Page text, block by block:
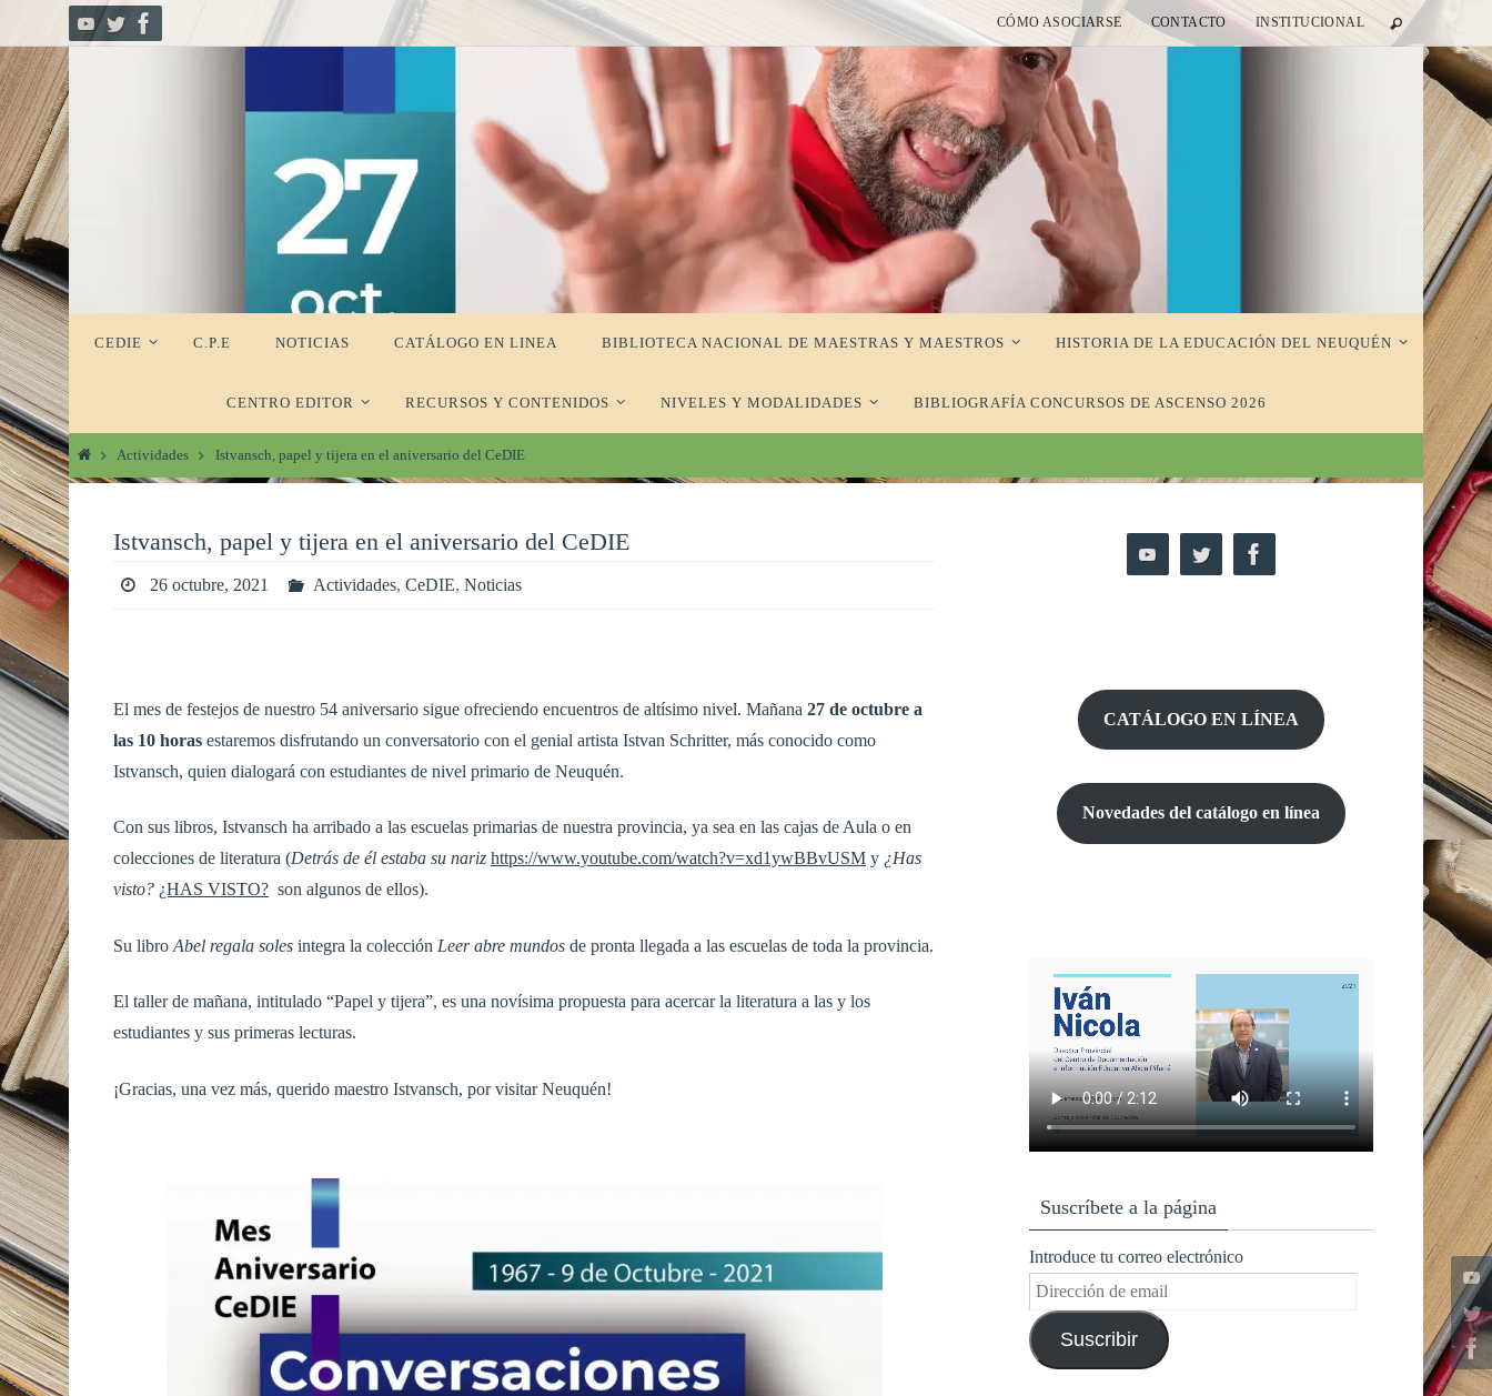
Ir
al
contenido
CÓMO ASOCIARSE CONTACTO INSTITUCIONAL
Ir
al
contenido
CEDIE C.P.E NOTICIAS CATÁLOGO EN LINEA BIBLIOTECA NACIONAL DE MAESTRAS Y MAESTROS HISTORIA DE LA EDUCACIÓN DEL NEUQUÉN
CENTRO EDITOR RECURSOS Y CONTENIDOS NIVELES Y MODALIDADES BIBLIOGRAFÍA CONCURSOS DE ASCENSO 2026
InicioActividades Istvansch, papel y tijera en el aniversario del CeDIE
Istvansch, papel y tijera en el aniversario del CeDIE
26 octubre, 2021 Actividades, CeDIE, Noticias
El mes de festejos de nuestro 54 aniversario sigue ofreciendo encuentros de altísimo nivel. Mañana 27 de octubre a
las 10 horas estaremos disfrutando un conversatorio con el genial artista Istvan Schritter, más conocido como
Istvansch, quien dialogará con estudiantes de nivel primario de Neuquén.
Con sus libros, Istvansch ha arribado a las escuelas primarias de nuestra provincia, ya sea en las cajas de Aula o en
colecciones de literatura (Detrás de él estaba su nariz https://www.youtube.com/watch?v=xd1ywBBvUSM y ¿Has
visto? ¿HAS VISTO? son algunos de ellos).
Su libro Abel regala soles integra la colección Leer abre mundos de pronta llegada a las escuelas de toda la provincia.
El taller de mañana, intitulado “Papel y tijera”, es una novísima propuesta para acercar la literatura a las y los
estudiantes y sus primeras lecturas.
¡Gracias, una vez más, querido maestro Istvansch, por visitar Neuquén!
CATÁLOGO EN LÍNEA
Novedades del catálogo en línea
Suscríbete a la página
Introduce tu correo electrónico
Dirección
de
emailSuscribir